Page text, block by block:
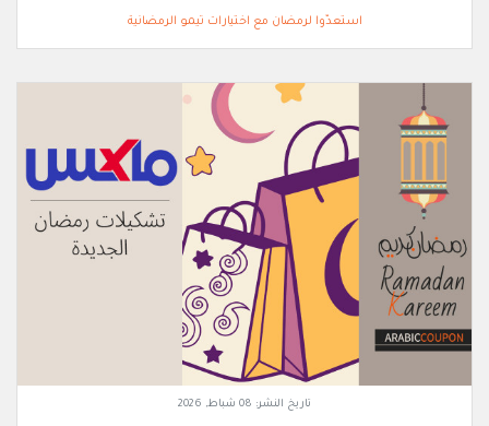
استعدّوا لرمضان مع اختيارات تيمو الرمضانية
تاريخ النشر: 08 شباط, 2026